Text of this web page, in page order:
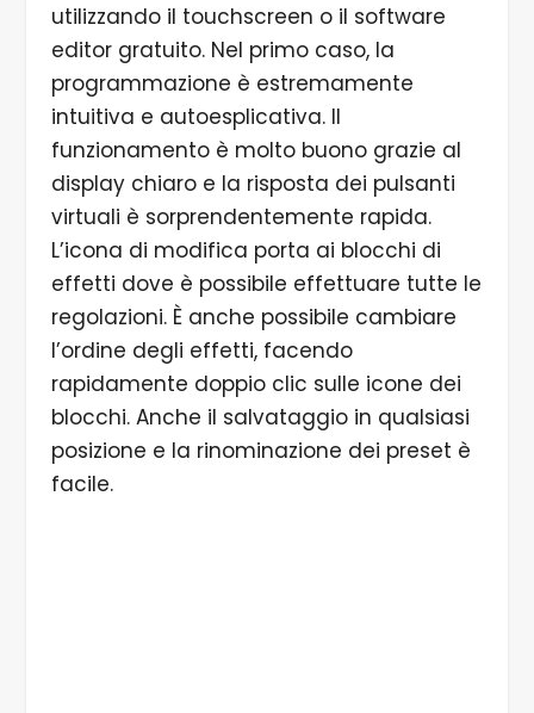
utilizzando il touchscreen o il software
editor gratuito. Nel primo caso, la
programmazione è estremamente
intuitiva e autoesplicativa. Il
funzionamento è molto buono grazie al
display chiaro e la risposta dei pulsanti
virtuali è sorprendentemente rapida.
L’icona di modifica porta ai blocchi di
effetti dove è possibile effettuare tutte le
regolazioni. È anche possibile cambiare
l’ordine degli effetti, facendo
rapidamente doppio clic sulle icone dei
blocchi. Anche il salvataggio in qualsiasi
posizione e la rinominazione dei preset è
facile.